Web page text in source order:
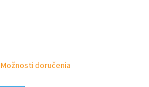
Možnosti doručenia